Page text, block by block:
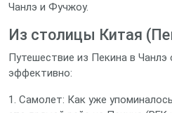
Чанлэ и Фучжоу.
Из столицы Китая
Путешествие из Пекина в Чанлэ
эффективно:
1. Самолет: Как уже